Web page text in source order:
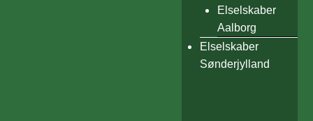
Elselskaber
Aalborg
Elselskaber
Sønderjylland